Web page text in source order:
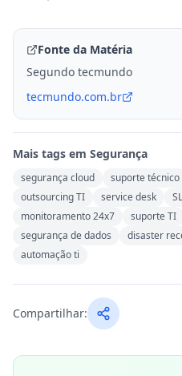
Fonte da Matéria
Segundo tecmundo
tecmundo.com.br
Mais tags em Segurança
segurança cloud suporte técnico
outsourcing TI
service desk
monitoramento 24x7
suporte TI
segurança de dados
disaster
automação ti
Compartilhar: